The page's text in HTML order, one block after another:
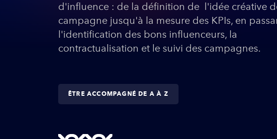
d'influence : de la définition de l'idée créative
campagne jusqu'à la mesure des KPIs, en
l'identification des bons influenceurs, la
contractualisation et le suivi des campagnes.
ÊTRE ACCOMPAGNÉ DE A À Z